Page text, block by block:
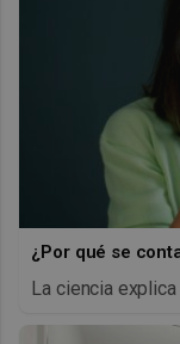
¿Por qué se
La ciencia